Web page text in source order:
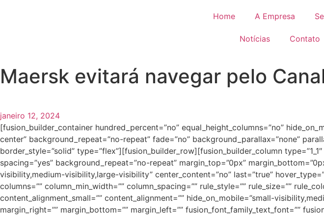
Home A Empresa
Notícias Contato
Maersk evitará navegar pelo
janeiro 12, 2024
[fusion_builder_container hundred_percent=”no” equal_height_columns=”no”
center” background_repeat=”no-repeat” fade=”no” background_parallax=”none”
border_style=”solid” type=”flex”][fusion_builder_row][fusion_builder_column
spacing=”yes” background_repeat=”no-repeat” margin_top=”0px”
visibility,medium-visibility,large-visibility” center_content=”no” last=”true”
columns=”” column_min_width=”” column_spacing=”” rule_style=”” rule_size=””
content_alignment_small=”” content_alignment=”” hide_on_mobile=”small-
margin_right=”” margin_bottom=”” margin_left=”” fusion_font_family_text_font=””